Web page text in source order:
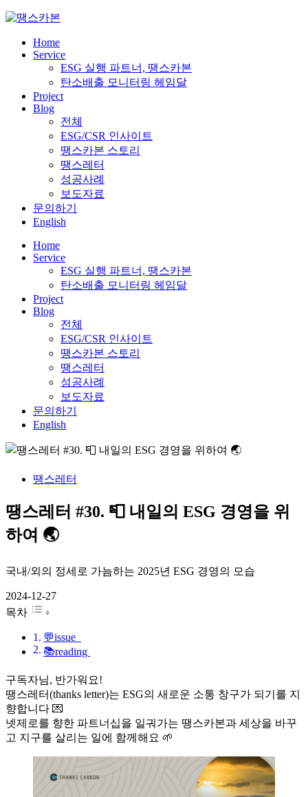
Skip
contentHome
Service
ESG 실행 파트너, 땡스카본
탄소배출 모니터링 헤임달
Project
Blog
전체
ESG/CSR 인사이트
땡스카본 스토리
땡스레터
성공사례
보도자료
문의하기
English
Home
Service
ESG 실행 파트너, 땡스카본
탄소배출 모니터링 헤임달
Project
Blog
전체
ESG/CSR 인사이트
땡스카본 스토리
땡스레터
성공사례
보도자료
문의하기
English
땡스레터
땡스레터 #30. 📮 내일의 ESG 경영을 위
하여 🌏
국내/외의 정세로 가늠하는 2025년 ESG 경영의 모습
2024-12-27
목차
💬issue
📚reading
구독자님, 반가워요!
땡스레터(thanks letter)는 ESG의 새로운 소통 창구가 되기를 지
향합니다 💌
넷제로를 향한 파트너십을 일궈가는 땡스카본과 세상을 바꾸
고 지구를 살리는 일에 함께해요 🌱